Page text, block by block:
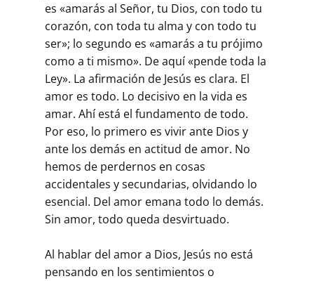
es «amarás al Señor, tu Dios, con todo tu
corazón, con toda tu alma y con todo tu
ser»; lo segundo es «amarás a tu prójimo
como a ti mismo». De aquí «pende toda la
Ley». La afirmación de Jesús es clara. El
amor es todo. Lo decisivo en la vida es
amar. Ahí está el fundamento de todo.
Por eso, lo primero es vivir ante Dios y
ante los demás en actitud de amor. No
hemos de perdernos en cosas
accidentales y secundarias, olvidando lo
esencial. Del amor emana todo lo demás.
Sin amor, todo queda desvirtuado.
Al hablar del amor a Dios, Jesús no está
pensando en los sentimientos o